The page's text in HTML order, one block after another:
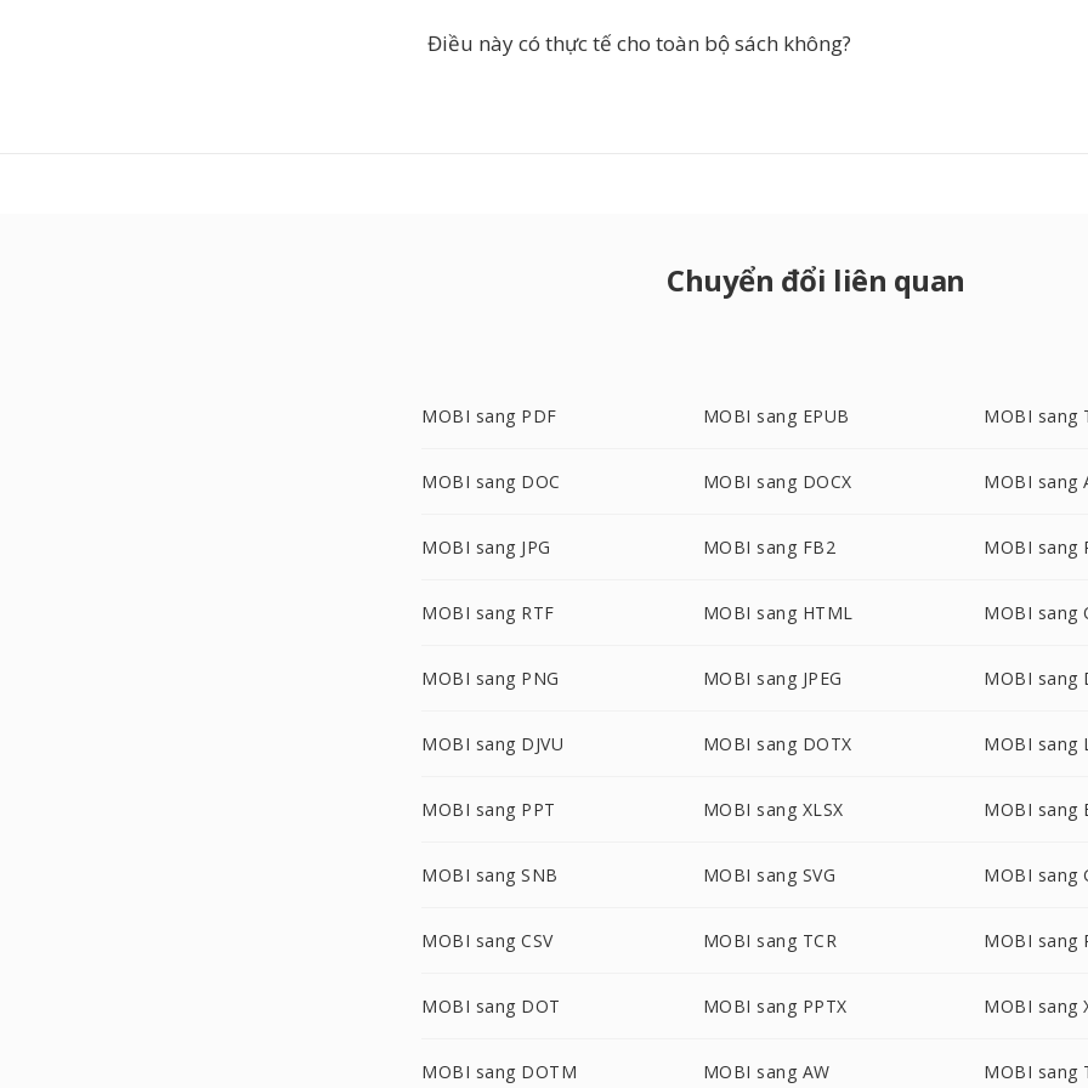
Điều này có thực tế cho toàn bộ sách không?
Chuyển đổi liên quan
MOBI sang PDF MOBI sang EPUB MOBI sang
MOBI sang DOC MOBI sang DOCX MOBI sang
MOBI sang JPG MOBI sang FB2 MOBI sang
MOBI sang RTF MOBI sang HTML MOBI sang
MOBI sang PNG MOBI sang JPEG MOBI sang
MOBI sang DJVU MOBI sang DOTX MOBI sang
MOBI sang PPT MOBI sang XLSX MOBI sang
MOBI sang SNB MOBI sang SVG MOBI sang
MOBI sang CSV MOBI sang TCR MOBI sang
MOBI sang DOT MOBI sang PPTX MOBI sang
MOBI sang DOTM MOBI sang AW MOBI sang